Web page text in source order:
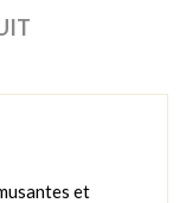
et